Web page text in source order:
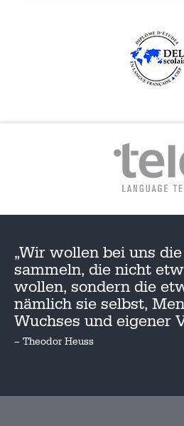
„Wir wollen bei uns
sammeln, die nicht
wollen, sondern die
nämlich sie selbst,
Wuchses und eigener
– Theodor Heuss